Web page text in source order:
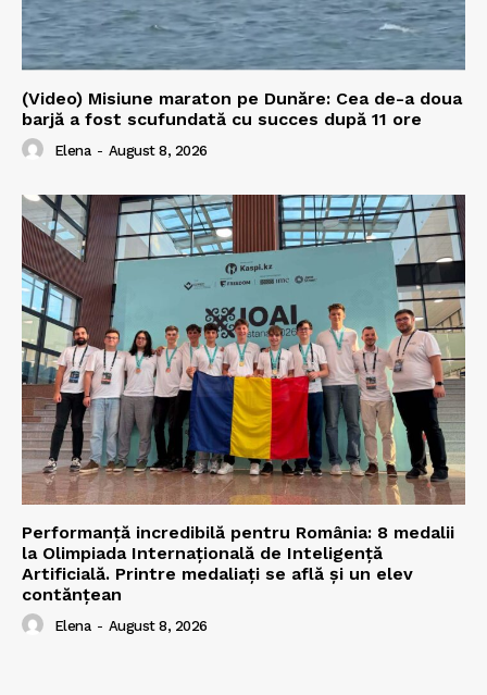
(Video) Misiune maraton pe Dunăre: Cea de-a doua
barjă a fost scufundată cu succes după 11 ore
Elena - August 8, 2026
Performanță incredibilă pentru România: 8 medalii
la Olimpiada Internațională de Inteligență
Artificială. Printre medaliați se află și un elev
contănțean
Elena - August 8, 2026